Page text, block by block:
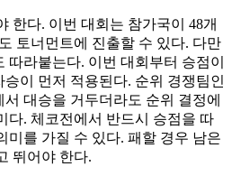
한다. 이번 대회는 참가국이 48개
토너먼트에 진출할 수 있다. 다만
따라붙는다. 이번 대회부터 승점이
이 먼저 적용된다. 순위 경쟁팀인
대승을 거두더라도 순위 결정에
다. 체코전에서 반드시 승점을 따
미를 가질 수 있다. 패할 경우 남은
뛰어야 한다.